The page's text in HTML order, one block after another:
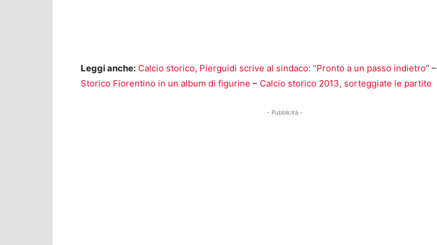
Leggi anche: Calcio storico, Pierguidi scrive al sindaco: ”Pronto a un passo indietro” –
Storico Fiorentino in un album di figurine – Calcio storico 2013, sorteggiate le partite
- Pubblicità -